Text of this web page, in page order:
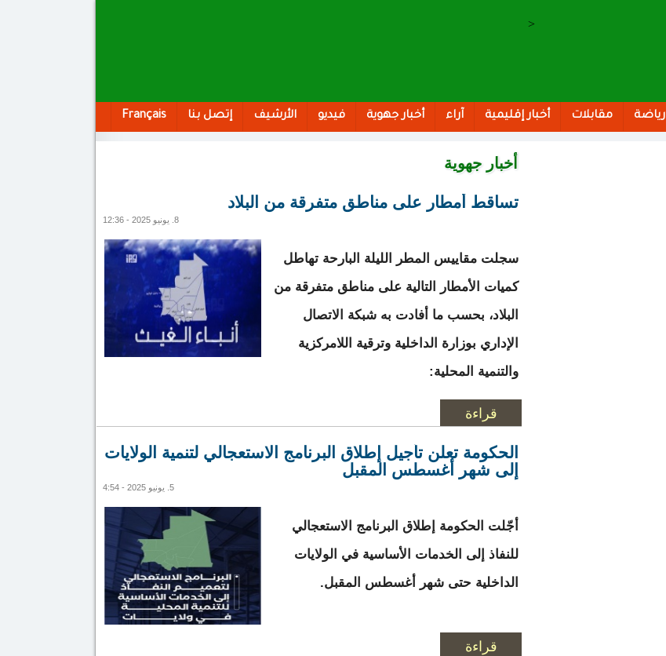
>
رياضة مقابلات أخبار إقليمية آراء أخبار جهوية فيديو الأرشيف إتصل بنا Français
أخبار جهوية
تساقط أمطار على مناطق متفرقة من البلاد
8. يونيو 2025 - 12:36
سجلت مقاييس المطر الليلة البارحة تهاطل
كميات الأمطار التالية على مناطق متفرقة من
البلاد، بحسب ما أفادت به شبكة الاتصال
الإداري بوزارة الداخلية وترقية اللامركزية
والتنمية المحلية:
قراءة
الحكومة تعلن تأجيل إطلاق البرنامج الاستعجالي لتنمية الولايات
إلى شهر أغسطس المقبل
5. يونيو 2025 - 4:54
أجّلت الحكومة إطلاق البرنامج الاستعجالي
للنفاذ إلى الخدمات الأساسية في الولايات
الداخلية حتى شهر أغسطس المقبل.
قراءة